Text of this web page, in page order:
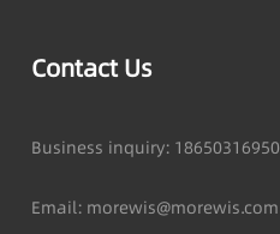
Contact Us
Business inquiry：18650316950
Email：morewis@morewis.com